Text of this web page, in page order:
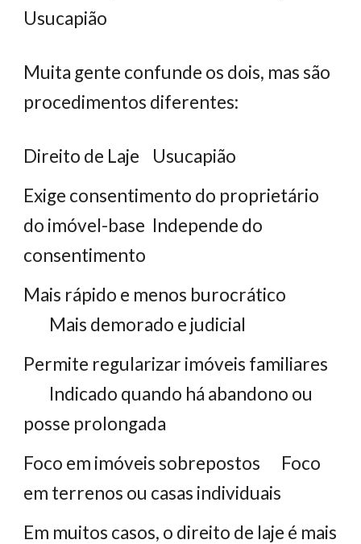
Usucapião
Muita gente confunde os dois, mas são
procedimentos diferentes:
Direito de Laje
Usucapião
Exige consentimento do proprietário
do imóvel-base Independe do
consentimento
Mais rápido e menos burocrático
Mais demorado e judicial
Permite regularizar imóveis familiares
Indicado quando há abandono ou
posse prolongada
Foco em imóveis sobrepostos
Foco
em terrenos ou casas individuais
Em muitos casos, o direito de laje é mais